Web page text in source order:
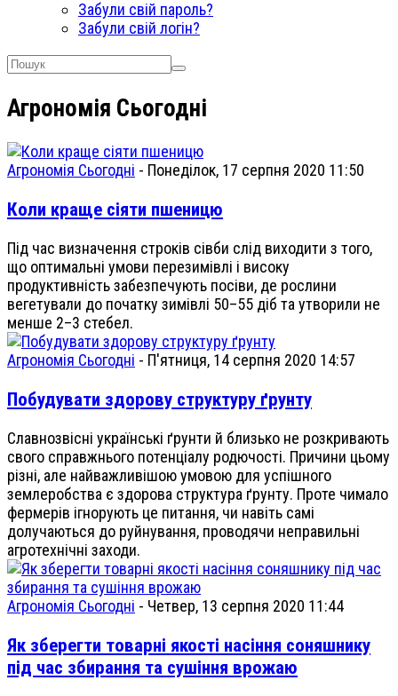
Забули свій пароль?
Забули свій логін?
Агрономія Сьогодні
Агрономія Сьогодні - Понеділок, 17 серпня 2020 11:50
Коли краще сіяти пшеницю
Під час визначення строків сівби слід виходити з того,
що оптимальні умови перезимівлі і високу
продуктивність забезпечують посіви, де рослини
вегетували до початку зимівлі 50–55 діб та утворили не
менше 2–3 стебел.
Агрономія Сьогодні - П'ятниця, 14 серпня 2020 14:57
Побудувати здорову структуру ґрунту
Славнозвісні українські ґрунти й близько не розкривають
свого справжнього потенціалу родючості. Причини цьому
різні, але найважливішою умовою для успішного
землеробства є здорова структура ґрунту. Проте чимало
фермерів ігнорують це питання, чи навіть самі
долучаються до руйнування, проводячи неправильні
агротехнічні заходи.
Агрономія Сьогодні - Четвер, 13 серпня 2020 11:44
Як зберегти товарні якості насіння соняшнику
під час збирання та сушіння врожаю